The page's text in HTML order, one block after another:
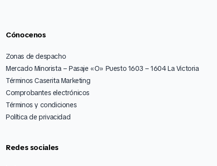
Cónocenos
Zonas de despacho
Mercado Minorista – Pasaje «O» Puesto 1603 – 1604 La Victoria
Términos Caserita Marketing
Comprobantes electrónicos
Términos y condiciones
Política de privacidad
Redes sociales